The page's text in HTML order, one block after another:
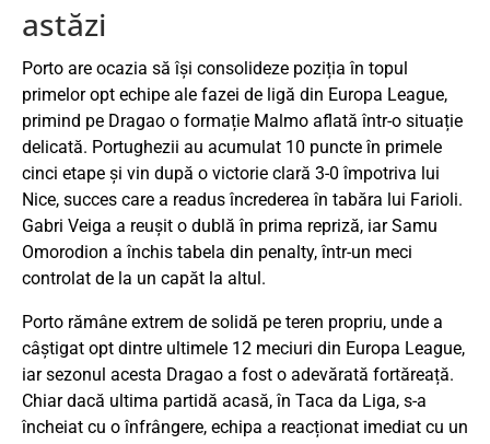
astăzi
Porto are ocazia să își consolideze poziția în topul
primelor opt echipe ale fazei de ligă din Europa League,
primind pe Dragao o formație Malmo aflată într-o situație
delicată. Portughezii au acumulat 10 puncte în primele
cinci etape și vin după o victorie clară 3-0 împotriva lui
Nice, succes care a readus încrederea în tabăra lui Farioli.
Gabri Veiga a reușit o dublă în prima repriză, iar Samu
Omorodion a închis tabela din penalty, într-un meci
controlat de la un capăt la altul.
Porto rămâne extrem de solidă pe teren propriu, unde a
câștigat opt dintre ultimele 12 meciuri din Europa League,
iar sezonul acesta Dragao a fost o adevărată fortăreață.
Chiar dacă ultima partidă acasă, în Taca da Liga, s-a
încheiat cu o înfrângere, echipa a reacționat imediat cu un